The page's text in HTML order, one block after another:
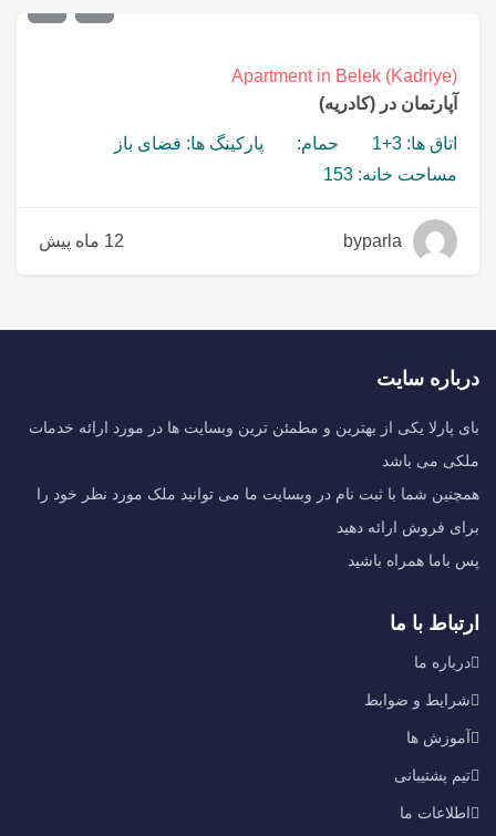
Apartment in Belek (Kadriye)
آپارتمان در (کادریه)
اتاق ها: 3+1 حمام:
پارکینگ ها: فضای باز
مساحت خانه: 153
byparla 12 ماه پیش
درباره سایت
بای پارلا یکی از بهترین و مطمئن ترین وبسایت ها در مورد ارائه خدمات
ملکی می باشد
همچنین شما با ثبت نام در وبسایت ما می توانید ملک مورد نظر خود را
برای فروش ارائه دهید
پس باما همراه باشید
ارتباط با ما
درباره ما
شرایط و ضوابط
آموزش ها
تیم پشتیبانی
اطلاعات ما